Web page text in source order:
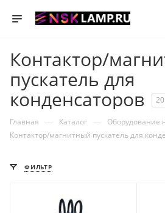
Контактор/
пускатель для
конденсаторов
20
Главная — Каталог — Оборудование
Контактор/магнитный пускатель для
ФИЛЬТР